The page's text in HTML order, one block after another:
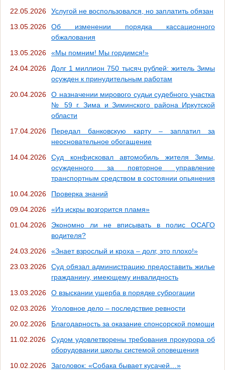
22.05.2026
Услугой не воспользовался, но заплатить обязан
13.05.2026
Об изменении порядка кассационного
обжалования
13.05.2026
«Мы помним! Мы гордимся!»
24.04.2026
Долг 1 миллион 750 тысяч рублей: житель Зимы
осужден к принудительным работам
20.04.2026
О назначении мирового судьи судебного участка
№ 59 г. Зима и Зиминского района Иркутской
области
17.04.2026
Передал банковскую карту – заплатил за
неосновательное обогащение
14.04.2026
Суд конфисковал автомобиль жителя Зимы,
осужденного за повторное управление
транспортным средством в состоянии опьянения
10.04.2026
Проверка знаний
09.04.2026
«Из искры возгорится пламя»
01.04.2026
Экономно ли не вписывать в полис ОСАГО
водителя?
24.03.2026
«Знает взрослый и кроха – долг, это плохо!»
23.03.2026
Суд обязал администрацию предоставить жилье
гражданину, имеющему инвалидность
13.03.2026
О взыскании ущерба в порядке суброгации
02.03.2026
Уголовное дело – последствие ревности
20.02.2026
Благодарность за оказание спонсорской помощи
11.02.2026
Судом удовлетворены требования прокурора об
оборудовании школы системой оповещения
10.02.2026
Заголовок: «Собака бывает кусачей…»